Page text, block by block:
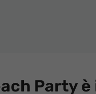
Party è